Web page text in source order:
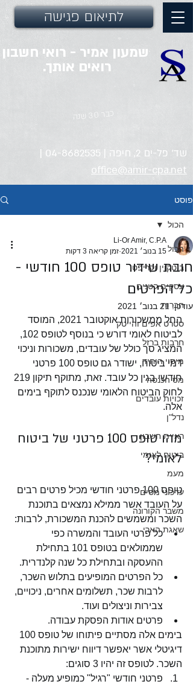
לתיאום פגישה
שמעון אמיר - רואי חשבון
רואים אותך.
שד' פל-ים 2, חיפה | 04-8682535
|
office@amir-cpa.net
כבר 30 שנה
פוסט
הכול
ביטקוין וקריפטו
עסקים קטנים
חברות
סטרט אפים והייטק
חרבות ברזל
מיסוי היחיד
מס הכנסה
זכויות עובדים
נדל"ן
ראיית חשבון
ביטוח לאומי
מעמ
עדכוני מסים
משבר הקורונה
שאגת הארי
הכול
חובת שידור טופס 100 חודשי -
כל הפרטים
Li-Or Amir, C.P.A
15 בנוב׳ 2021
זמן קריאה 3 דקות
עודכן:21 בנוב׳ 2021
החל ממשכורות אוקטובר 2021, המוסד
לביטוח לאומי דורש כי בנוסף לטופס 102,
המציג סך כולל של עובדים, משכורות וניכוי
דמי ביטוח, ישודר גם טופס 100 פרטני
לחוק הביטוח הלאומי שנכנס לתוקף בימים
אלה.
מהו טופס 100 פרטני של ביטוח
לאומי?
טופס 100 פרטני חודשי מכיל פרטים רבים
על העובד אשר ממילא נמצאים בתוכנת
השכר ומשמשים להכנת המשכורת, לרבות:
כל פרטי העובד והמשרה כפי
שממולאים בטופס 101 בתחילת
ההעסקה ובתחילת כל שנה קלנדרית.
כל הפרטים המופיעים בתלוש השכר,
לרבות שכר, תשלומים אחרים, ניכויים,
צבירות וניצולים ועוד.
פרטים אודות הפסקת עבודה.
דיגיטלי אשר יאפשר דיווח ישירות מתוכנת
השכר. לטופס זה יהיו 3 סוגים:
פרטני חודשי "רגיל" כמופיע מעלה -